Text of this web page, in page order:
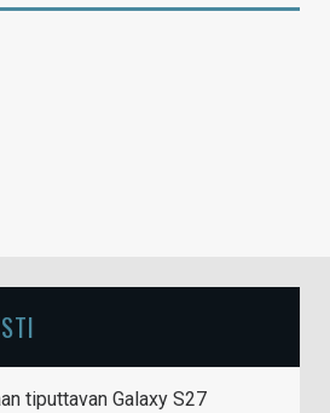
tiputtavan Galaxy S27